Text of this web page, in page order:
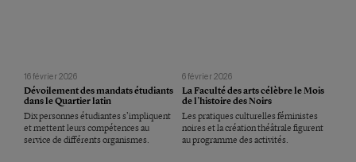
16 février 2026
Dévoilement des mandats étudiants
dans le Quartier latin
Dix personnes étudiantes s’impliquent
et mettent leurs compétences au
service de différents organismes.
6 février 2026
La Faculté des arts célèbre le Mois
de l’histoire des Noirs
Les pratiques culturelles féministes
noires et la création théâtrale figurent
au programme des activités.